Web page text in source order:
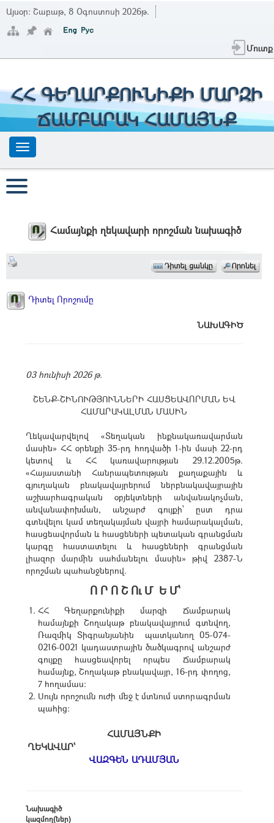
Այսօր: Շաբաթ, 8 Օգոստոսի 2026թ.
Մուտք
ՀՀ ԳԵՂԱՐՔՈՒՆԻՔԻ ՄԱՐԶԻ
ՃԱՄԲԱՐԱԿ ՀԱՄԱՅՆՔ
Համայնքի ղեկավարի որոշման նախագիծ
Դիտել Որոշումը
ՆԱԽԱԳԻԾ
03 հունիսի 2026 թ.
ՇԵՆՔ-ՇԻՆՈՒԹՅՈՒՆՆԵՐԻ ՀԱՍՑԵԱՎՈՐՄԱՆ ԵՎ
ՀԱՄԱՐԱԿԱԼՄԱՆ ՄԱՍԻՆ
Ղեկավարվելով «Տեղական ինքնակառավարման
մասին» ՀՀ օրենքի 35-րդ հոդվածի 1-ին մասի 22-րդ
կետով և ՀՀ կառավարության 29.12.2005թ.
«Հայաստանի Հանրապետության քաղաքային և
գյուղական բնակավայրերում ներբնակավայրային
աշխարհագրական օբյեկտների անվանակոչման,
անվանափոխման, անշարժ գույքի՝ ըստ դրա
գտնվելու կամ տեղակայման վայրի համարակալման,
հասցեավորման և հասցեների պետական գրանցման
կարգը հաստատելու և հասցեների գրանցման
լիազոր մարմին սահմանելու մասին» թիվ 2387-Ն
որոշման պահանջներով.
Ո Ր Ո Շ Ու Մ Ե Մ՝
ՀՀ Գեղարքունիքի մարզի Ճամբարակ
համայնքի Շողակաթ բնակավայրում գտնվող,
Ռազմիկ Տիգրանյանին պատկանող 05-074-
0216-0021 կադաստրային ծածկագրով անշարժ
գույքը հասցեավորել որպես Ճամբարակ
համայնք, Շողակաթ բնակավայր, 16-րդ փողոց,
7 հողամաս։
Սույն որոշումն ուժի մեջ է մտնում ստորագրման
պահից:
ՀԱՄԱՅՆՔԻ
ՂԵԿԱՎԱՐ՝
ՎԱԶԳԵՆ ԱԴԱՄՅԱՆ
Նախագիծ
կազմող(ներ)